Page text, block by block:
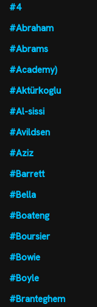
#4
#Abraham
#Abrams
#Academy)
#Aktürkoglu
#Al-sissi
#Avildsen
#Aziz
#Barrett
#Bella
#Boateng
#Boursier
#Bowie
#Boyle
#Branteghem